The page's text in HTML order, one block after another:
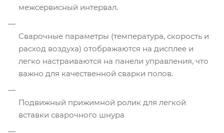
межсервисный интервал.
Сварочные параметры (температура, скорость и
расход воздуха) отображаются на дисплее и
легко настраиваются на панели управления, что
важно для качественной сварки полов.
Подвижный прижимной ролик для легкой
вставки сварочного шнура